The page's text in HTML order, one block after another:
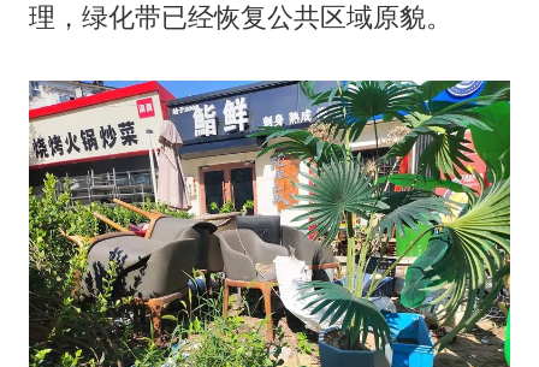
理，绿化带已经恢复公共区域原貌。